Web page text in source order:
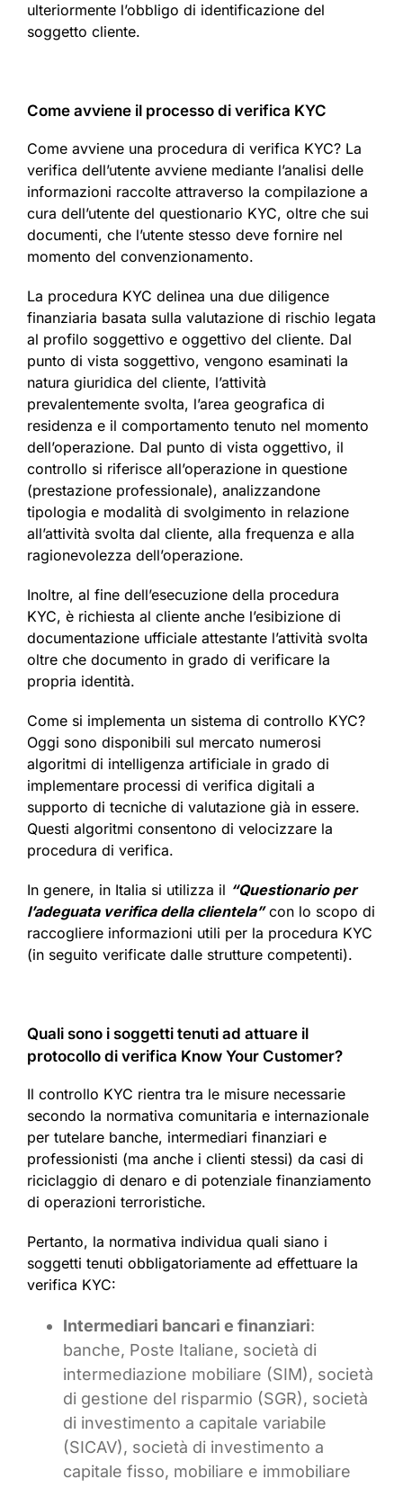
ulteriormente l’obbligo di identificazione del
soggetto cliente.
Come avviene il processo di verifica KYC
Come avviene una procedura di verifica KYC? La
verifica dell’utente avviene mediante l’analisi delle
informazioni raccolte attraverso la compilazione a
cura dell’utente del questionario KYC, oltre che sui
documenti, che l’utente stesso deve fornire nel
momento del convenzionamento.
La procedura KYC delinea una due diligence
finanziaria basata sulla valutazione di rischio legata
al profilo soggettivo e oggettivo del cliente. Dal
punto di vista soggettivo, vengono esaminati la
natura giuridica del cliente, l’attività
prevalentemente svolta, l’area geografica di
residenza e il comportamento tenuto nel momento
dell’operazione. Dal punto di vista oggettivo, il
controllo si riferisce all’operazione in questione
(prestazione professionale), analizzandone
tipologia e modalità di svolgimento in relazione
all’attività svolta dal cliente, alla frequenza e alla
ragionevolezza dell’operazione.
Inoltre, al fine dell’esecuzione della procedura
KYC, è richiesta al cliente anche l’esibizione di
documentazione ufficiale attestante l’attività svolta
oltre che documento in grado di verificare la
propria identità.
Come si implementa un sistema di controllo KYC?
Oggi sono disponibili sul mercato numerosi
algoritmi di intelligenza artificiale in grado di
implementare processi di verifica digitali a
supporto di tecniche di valutazione già in essere.
Questi algoritmi consentono di velocizzare la
procedura di verifica.
In genere, in Italia si utilizza il “Questionario per
l’adeguata verifica della clientela”con lo scopo di
raccogliere informazioni utili per la procedura KYC
(in seguito verificate dalle strutture competenti).
Quali sono i soggetti tenuti ad attuare il
protocollo di verifica Know Your Customer?
Il controllo KYC rientra tra le misure necessarie
secondo la normativa comunitaria e internazionale
per tutelare banche, intermediari finanziari e
professionisti (ma anche i clienti stessi) da casi di
riciclaggio di denaro e di potenziale finanziamento
di operazioni terroristiche.
Pertanto, la normativa individua quali siano i
soggetti tenuti obbligatoriamente ad effettuare la
verifica KYC:
Intermediari bancari e finanziari:
banche, Poste Italiane, società di
intermediazione mobiliare (SIM), società
di gestione del risparmio (SGR), società
di investimento a capitale variabile
(SICAV), società di investimento a
capitale fisso, mobiliare e immobiliare